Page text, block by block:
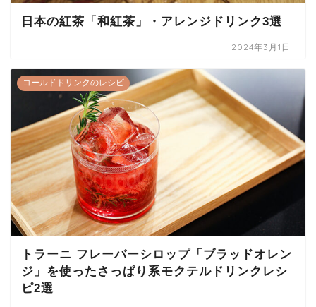
日本の紅茶「和紅茶」・アレンジドリンク3選
2024年3月1日
コールドドリンクのレシピ
トラーニ フレーバーシロップ「ブラッドオレン
ジ」を使ったさっぱり系モクテルドリンクレシ
ピ2選